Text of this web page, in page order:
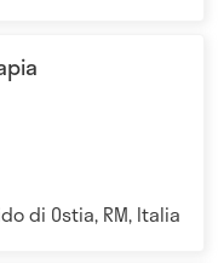
di Ostia, RM, Italia